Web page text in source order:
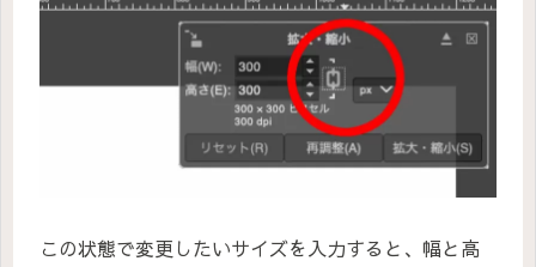
この状態で変更したいサイズを入力すると、幅と高